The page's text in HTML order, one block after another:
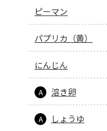
もっと見る
ピーマン
パプリカ（黄）
にんじん
A 溶き卵
A しょうゆ